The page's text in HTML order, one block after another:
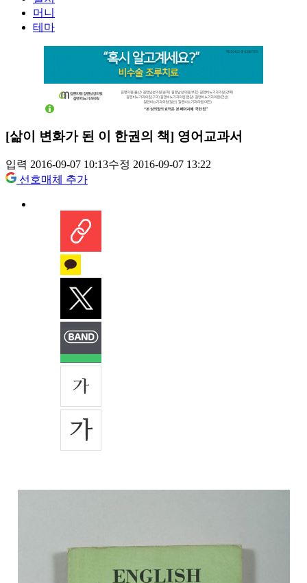
머니
테마
[삶이 변화가 된 이 한권의 책] 영어교과서
입력 2016-09-07 10:13수정 2016-09-07 13:22
선호매체 추가